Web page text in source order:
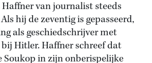
van journalist steeds
hij de zeventig is gepasseerd,
als geschiedschrijver met
Hitler. Haffner schreef dat
Soukop in zijn onberispelijke